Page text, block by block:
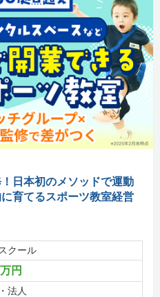
日本初のメソッドで運動
育てるスポーツ教室経営
クール
円
法人